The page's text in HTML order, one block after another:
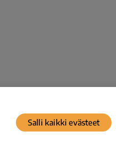
Salli kaikki evästeet